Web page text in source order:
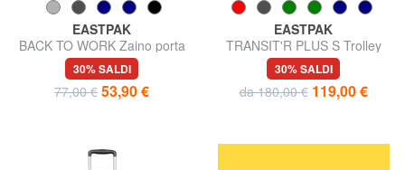
EASTPAK
BACK TO WORK Zaino porta
PC 15"
30% SALDI
77,00 € 53,90 €
EASTPAK
TRANSIT'R PLUS S Trolley
bagaglio a mano
30% SALDI
da 180,00 € 119,00 €